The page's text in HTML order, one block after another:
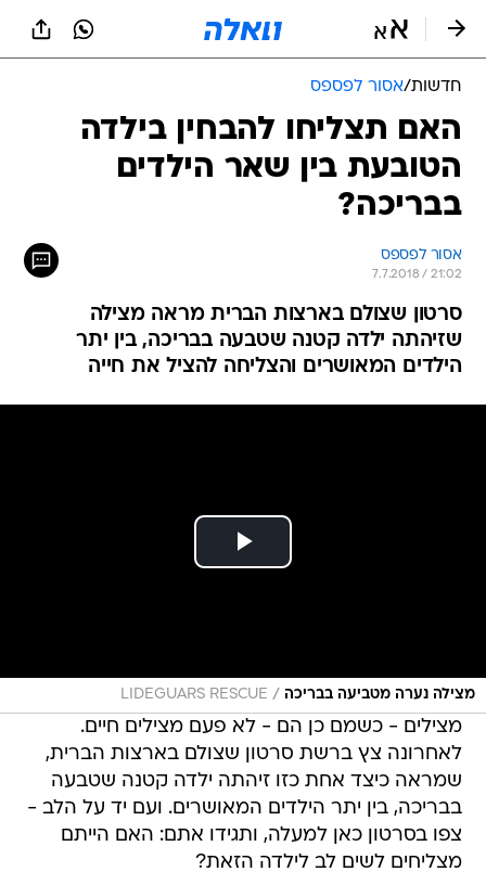
חדשות/אסור לפספס
האם תצליחו להבחין בילדה
הטובעת בין שאר הילדים
בבריכה?
אסור לפספס
7.7.2018 / 21:02
סרטון שצולם בארצות הברית מראה מצילה
שזיהתה ילדה קטנה שטבעה בבריכה, בין יתר
הילדים המאושרים והצליחה להציל את חייה
מצילה נערה מטביעה בבריכה /
LIDEGUARS RESCUE
מצילים - כשמם כן הם - לא פעם מצילים חיים.
לאחרונה צץ ברשת סרטון שצולם בארצות הברית,
שמראה כיצד אחת כזו זיהתה ילדה קטנה שטבעה
בבריכה, בין יתר הילדים המאושרים. ועם יד על הלב -
צפו בסרטון כאן למעלה, ותגידו אתם: האם הייתם
מצליחים לשים לב לילדה הזאת?